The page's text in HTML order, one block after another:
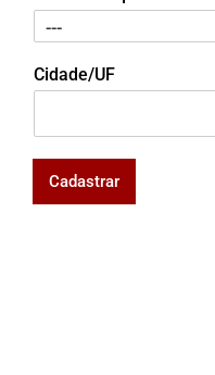
Cidade/UF
Cadastrar